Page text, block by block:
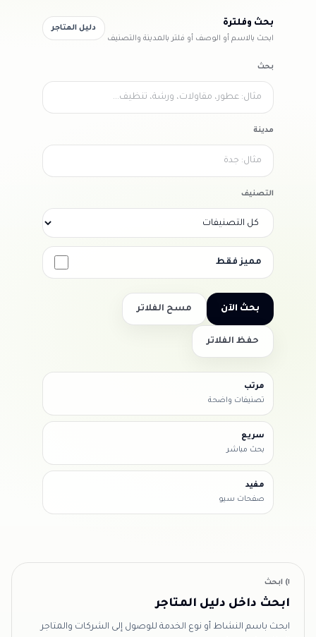
بحث وفلترة
ابحث بالاسم أو الوصف أو فلتر بالمدينة والتصنيف
دليل المتاجر
بحث
مدينة
التصنيف
مميز فقط
بحث الآن مسح الفلاتر
حفظ الفلاتر
مرتب
تصنيفات واضحة
سريع
بحث مباشر
مفيد
صفحات سيو
١) ابحث
ابحث داخل دليل المتاجر
ابحث باسم النشاط أو نوع الخدمة للوصول إلى الشركات والمتاجر